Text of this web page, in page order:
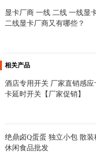
显卡厂商 一线 二线 一线显
二线显卡厂商又有哪些？
相关产品
酒店专用开关 厂家直销感
卡延时开关【厂家促销】
绝鼎卤Q蛋蛋 独立小包 散
休闲食品批发